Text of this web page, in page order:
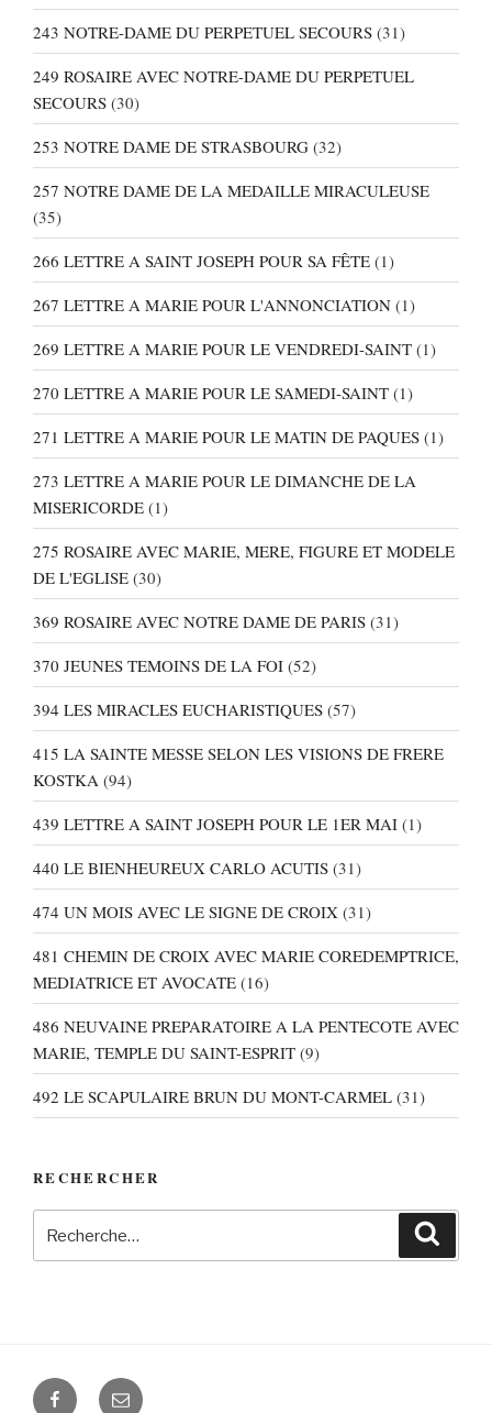
243 NOTRE-DAME DU PERPETUEL SECOURS (31)
249 ROSAIRE AVEC NOTRE-DAME DU PERPETUEL
SECOURS (30)
253 NOTRE DAME DE STRASBOURG (32)
257 NOTRE DAME DE LA MEDAILLE MIRACULEUSE
(35)
266 LETTRE A SAINT JOSEPH POUR SA FÊTE (1)
267 LETTRE A MARIE POUR L'ANNONCIATION (1)
269 LETTRE A MARIE POUR LE VENDREDI-SAINT (1)
270 LETTRE A MARIE POUR LE SAMEDI-SAINT (1)
271 LETTRE A MARIE POUR LE MATIN DE PAQUES (1)
273 LETTRE A MARIE POUR LE DIMANCHE DE LA
MISERICORDE (1)
275 ROSAIRE AVEC MARIE, MERE, FIGURE ET MODELE
DE L'EGLISE (30)
369 ROSAIRE AVEC NOTRE DAME DE PARIS (31)
370 JEUNES TEMOINS DE LA FOI (52)
394 LES MIRACLES EUCHARISTIQUES (57)
415 LA SAINTE MESSE SELON LES VISIONS DE FRERE
KOSTKA (94)
439 LETTRE A SAINT JOSEPH POUR LE 1ER MAI (1)
440 LE BIENHEUREUX CARLO ACUTIS (31)
474 UN MOIS AVEC LE SIGNE DE CROIX (31)
481 CHEMIN DE CROIX AVEC MARIE COREDEMPTRICE,
MEDIATRICE ET AVOCATE (16)
486 NEUVAINE PREPARATOIRE A LA PENTECOTE AVEC
MARIE, TEMPLE DU SAINT-ESPRIT (9)
492 LE SCAPULAIRE BRUN DU MONT-CARMEL (31)
RECHERCHER
pour
FacebookE-